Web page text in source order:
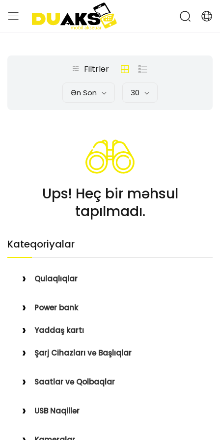
Kateqoriyalar
Qulaqlıqlar
Qulaqüstü
Power bank
Yaddaş kartı
Şarj Cihazları və Başlıqlar
Saatlar və Qolbaqlar
Saat Qolbaqları
USB Naqillər
Filtrlər
Ən Son 30
Ups! Heç bir məhsul
tapılmadı.